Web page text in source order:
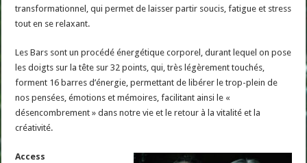
transformationnel, qui permet de laisser partir soucis, fatigue et stress
tout en se relaxant.
Les Bars sont un procédé énergétique corporel, durant lequel on pose
les doigts sur la tête sur 32 points, qui, très légèrement touchés,
forment 16 barres d’énergie, permettant de libérer le trop-plein de
nos pensées, émotions et mémoires, facilitant ainsi le «
désencombrement » dans notre vie et le retour à la vitalité et la
créativité.
Access